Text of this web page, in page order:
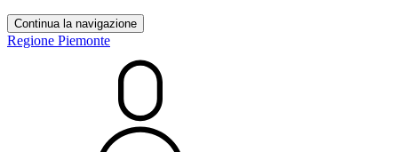
Continua la navigazione
Regione Piemonte